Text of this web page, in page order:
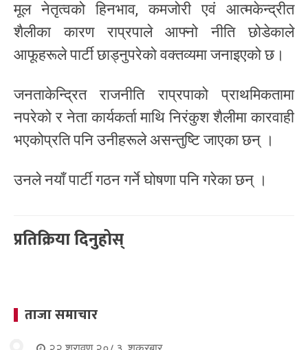
मूल नेतृत्वको हिनभाव, कमजोरी एवं आत्मकेन्द्रीत
शैलीका कारण राप्रपाले आफ्नो नीति छोडेकाले
आफूहरूले पार्टी छाड्नुपरेको वक्तव्यमा जनाइएको छ।
जनताकेन्द्रित राजनीति राप्रपाको प्राथमिकतामा
नपरेको र नेता कार्यकर्ता माथि निरंकुश शैलीमा कारवाही
भएकोप्रति पनि उनीहरूले असन्तुष्टि जाएका छन् ।
उनले नयाँ पार्टी गठन गर्ने घोषणा पनि गरेका छन् ।
प्रतिक्रिया दिनुहोस्
ताजा समाचार